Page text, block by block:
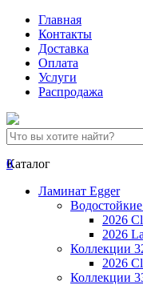
Главная
Контакты
Доставка
Оплата
Услуги
Распродажа
0
Каталог
Ламинат Egger
2026
2026
Коллекции
2026
Коллекции